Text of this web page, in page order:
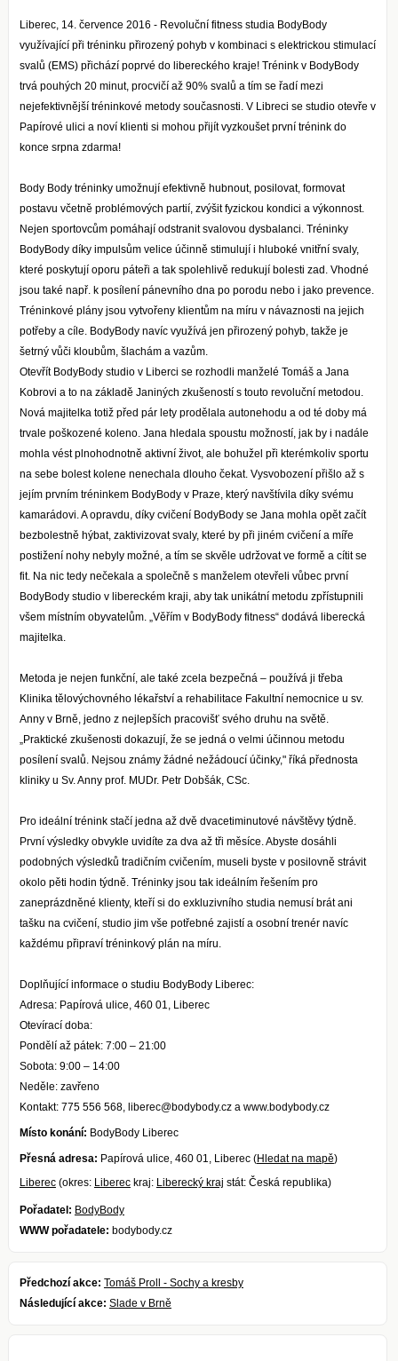
Liberec, 14. července 2016 - Revoluční fitness studia BodyBody
využívající při tréninku přirozený pohyb v kombinaci s elektrickou stimulací
svalů (EMS) přichází poprvé do libereckého kraje! Trénink v BodyBody
trvá pouhých 20 minut, procvičí až 90% svalů a tím se řadí mezi
nejefektivnější tréninkové metody současnosti. V Libreci se studio otevře v
Papírové ulici a noví klienti si mohou přijít vyzkoušet první trénink do
konce srpna zdarma!
Body Body tréninky umožnují efektivně hubnout, posilovat, formovat
postavu včetně problémových partií, zvýšit fyzickou kondici a výkonnost.
Nejen sportovcům pomáhají odstranit svalovou dysbalanci. Tréninky
BodyBody díky impulsům velice účinně stimulují i hluboké vnitřní svaly,
které poskytují oporu páteři a tak spolehlivě redukují bolesti zad. Vhodné
jsou také např. k posílení pánevního dna po porodu nebo i jako prevence.
Tréninkové plány jsou vytvořeny klientům na míru v návaznosti na jejich
potřeby a cíle. BodyBody navíc využívá jen přirozený pohyb, takže je
šetrný vůči kloubům, šlachám a vazům.
Otevřít BodyBody studio v Liberci se rozhodli manželé Tomáš a Jana
Kobrovi a to na základě Janiných zkušeností s touto revoluční metodou.
Nová majitelka totiž před pár lety prodělala autonehodu a od té doby má
trvale poškozené koleno. Jana hledala spoustu možností, jak by i nadále
mohla vést plnohodnotně aktivní život, ale bohužel při kterémkoliv sportu
na sebe bolest kolene nenechala dlouho čekat. Vysvobození přišlo až s
jejím prvním tréninkem BodyBody v Praze, který navštívila díky svému
kamarádovi. A opravdu, díky cvičení BodyBody se Jana mohla opět začít
bezbolestně hýbat, zaktivizovat svaly, které by při jiném cvičení a míře
postižení nohy nebyly možné, a tím se skvěle udržovat ve formě a cítit se
fit. Na nic tedy nečekala a společně s manželem otevřeli vůbec první
BodyBody studio v libereckém kraji, aby tak unikátní metodu zpřístupnili
všem místním obyvatelům. „Věřím v BodyBody fitness“ dodává liberecká
majitelka.
Metoda je nejen funkční, ale také zcela bezpečná – používá ji třeba
Klinika tělovýchovného lékařství a rehabilitace Fakultní nemocnice u sv.
Anny v Brně, jedno z nejlepších pracovišť svého druhu na světě.
„Praktické zkušenosti dokazují, že se jedná o velmi účinnou metodu
posílení svalů. Nejsou známy žádné nežádoucí účinky," říká přednosta
kliniky u Sv. Anny prof. MUDr. Petr Dobšák, CSc.
Pro ideální trénink stačí jedna až dvě dvacetiminutové návštěvy týdně.
První výsledky obvykle uvidíte za dva až tři měsíce. Abyste dosáhli
podobných výsledků tradičním cvičením, museli byste v posilovně strávit
okolo pěti hodin týdně. Tréninky jsou tak ideálním řešením pro
zaneprázdněné klienty, kteří si do exkluzivního studia nemusí brát ani
tašku na cvičení, studio jim vše potřebné zajistí a osobní trenér navíc
každému připraví tréninkový plán na míru.
Doplňující informace o studiu BodyBody Liberec:
Adresa: Papírová ulice, 460 01, Liberec
Otevírací doba:
Pondělí až pátek: 7:00 – 21:00
Sobota: 9:00 – 14:00
Neděle: zavřeno
Kontakt: 775 556 568, liberec@bodybody.cz a www.bodybody.cz
Místo konání: BodyBody Liberec
Přesná adresa: Papírová ulice, 460 01, Liberec (Hledat na mapě)
Liberec(okres: Libereckraj: Liberecký kraj stát: Česká republika)
Pořadatel: BodyBody
WWW pořadatele: bodybody.cz
Předchozí akce: Tomáš Proll - Sochy a kresby
Následující akce: Slade v Brně